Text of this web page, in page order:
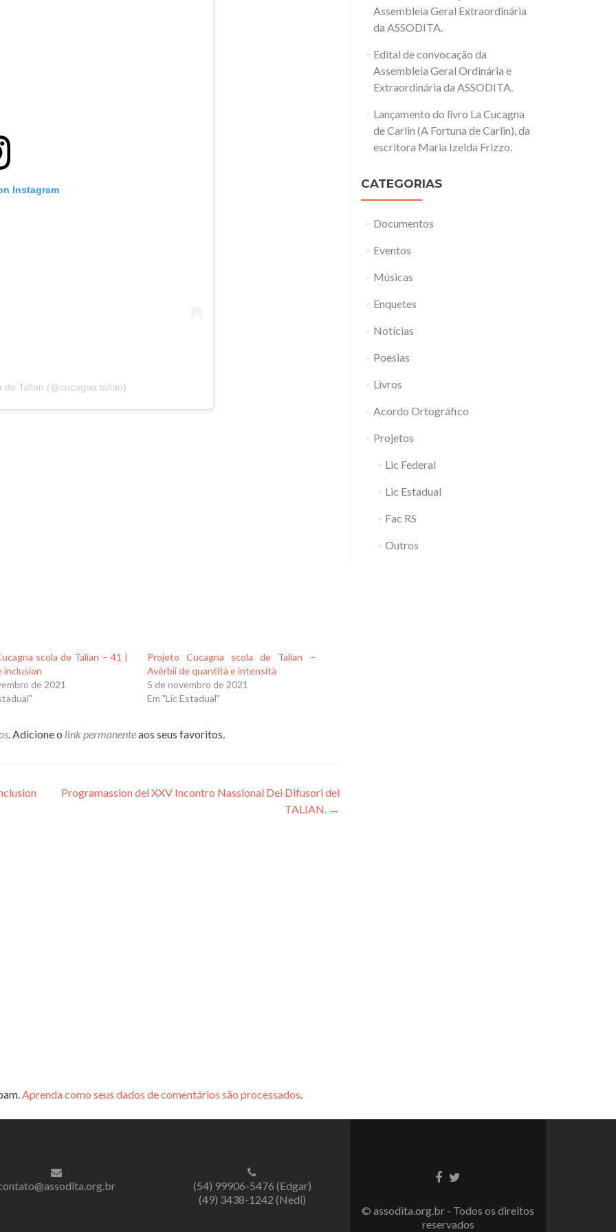
Instagram
de Talian (@cucagna.talian)
scola de Talian – 41 |
inclusion
de 2021
Projeto Cucagna scola de Talian –
Avèrbii de quantità e intensità
5 de novembro de 2021
Em "Lic Estadual"
. Adicione o link permanenteaos seus favoritos.
Programassion del XXV Incontro Nassional Dei Difusori del
TALIAN. →
Aprenda como seus dados de comentários são processados
Assembleia Geral Extraordinária
da ASSODITA.
Edital de convocação da
Assembleia Geral Ordinária e
Extraordinária da ASSODITA.
Lançamento do livro La Cucagna
de Carlin (A Fortuna de Carlin), da
escritora Maria Izelda Frizzo.
CATEGORIAS
Documentos
Eventos
Músicas
Enquetes
Notícias
Poesias
Livros
Acordo Ortográfico
Projetos
Lic Federal
Lic Estadual
Fac RS
Outros
(54) 99906-5476 (Edgar)
(49) 3438-1242 (Nedi)
LinkLink
© assodita.org.br - Todos os direitos
reservados